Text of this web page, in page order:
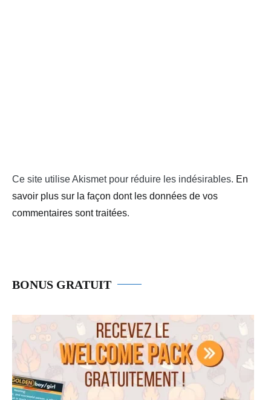
Ce site utilise Akismet pour réduire les indésirables. En
savoir plus sur la façon dont les données de vos
commentaires sont traitées.
BONUS GRATUIT